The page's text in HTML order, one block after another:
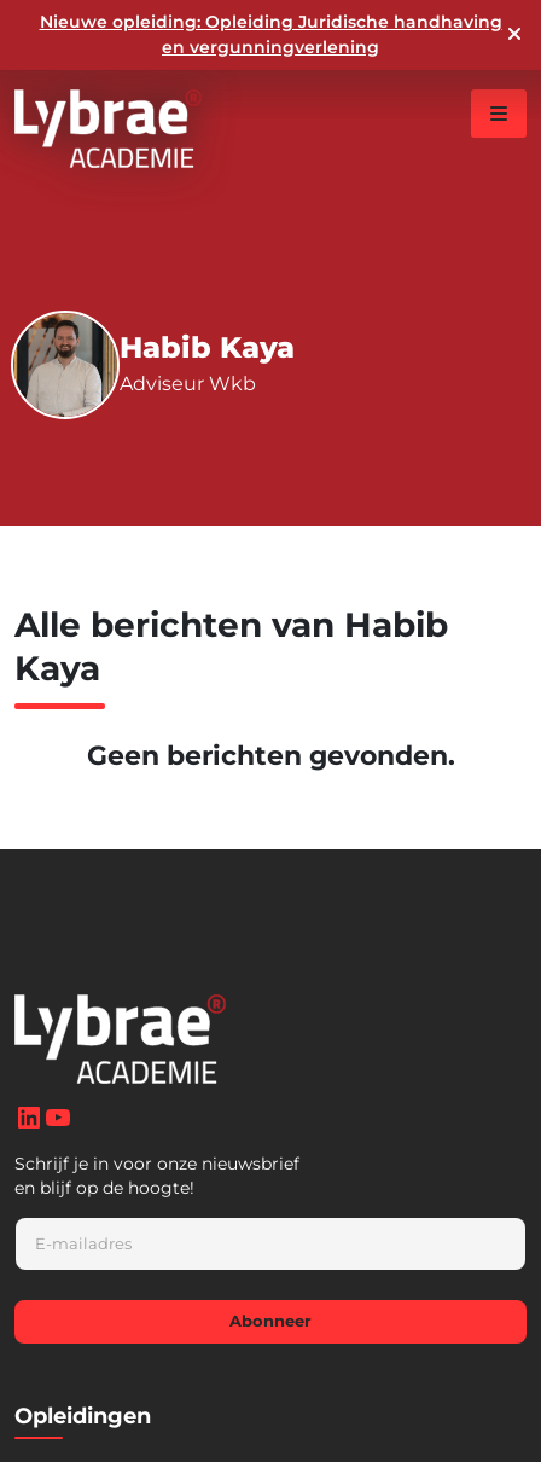
Nieuwe opleiding: Opleiding Juridische handhaving
en vergunningverlening
Habib Kaya
Adviseur Wkb
Alle berichten van Habib
Kaya
Geen berichten gevonden.
LinkedIn
Schrijf je in voor onze nieuwsbrief
en blijf op de hoogte!
E
a
i
*
Abonneer
Opleidingen